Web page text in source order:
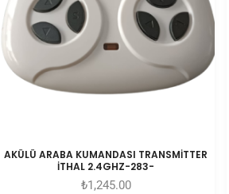
AKÜLÜ ARABA KUMANDASI TRANSMİTTER
İTHAL 2.4GHZ-283-
₺1,245.00